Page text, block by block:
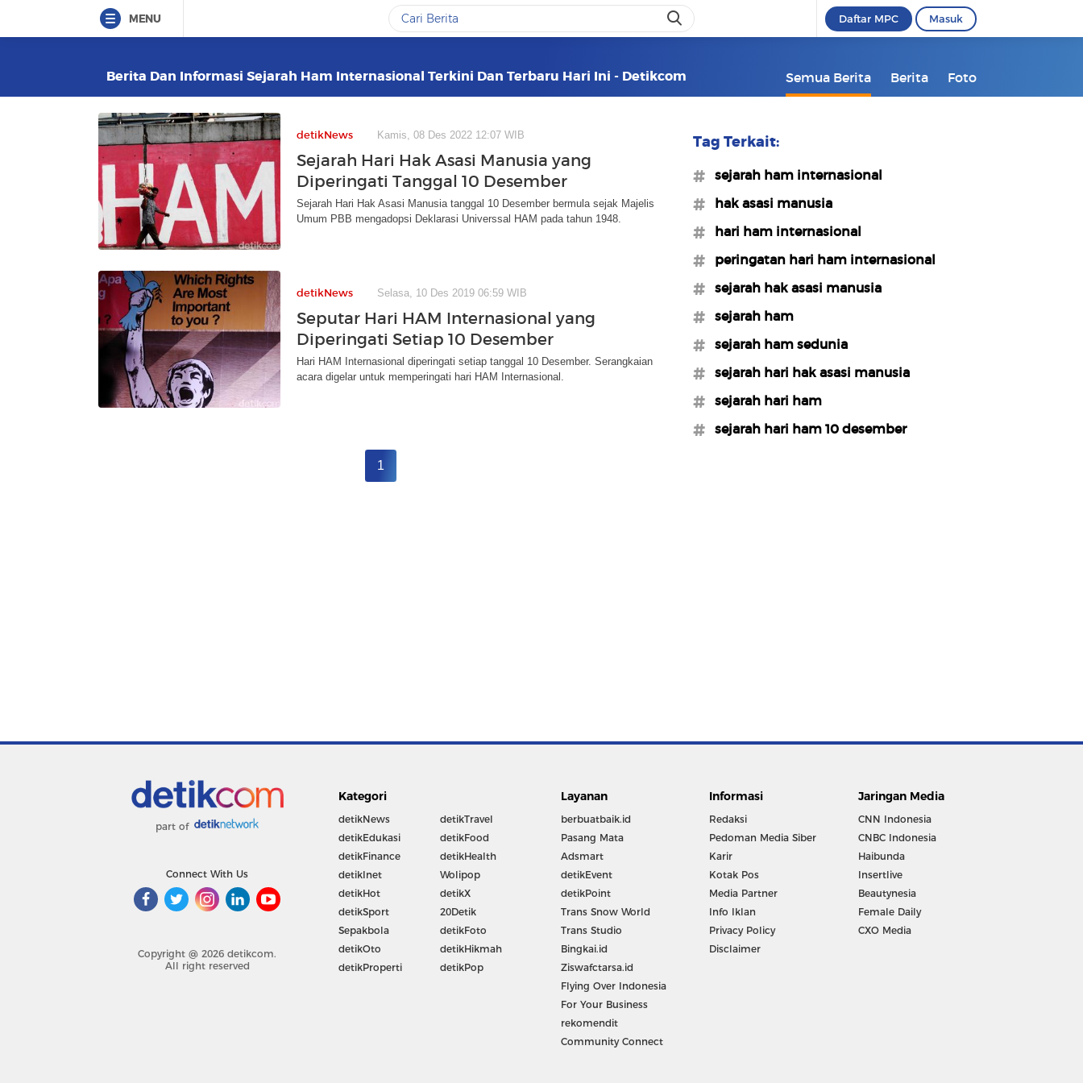
MENU Daftar MPC Masuk
Berita Dan Informasi Sejarah Ham Internasional Terkini Dan Terbaru Hari Ini - Detikcom Semua Berita Berita Foto
detikNews Kamis, 08 Des 2022 12:07 WIB
Sejarah Hari Hak Asasi Manusia yang
Diperingati Tanggal 10 Desember
Sejarah Hari Hak Asasi Manusia tanggal 10 Desember bermula sejak Majelis
Umum PBB mengadopsi Deklarasi Universsal HAM pada tahun 1948.
detikNews Selasa, 10 Des 2019 06:59 WIB
Seputar Hari HAM Internasional yang
Diperingati Setiap 10 Desember
Hari HAM Internasional diperingati setiap tanggal 10 Desember. Serangkaian
acara digelar untuk memperingati hari HAM Internasional.
1
Tag Terkait:
#sejarah ham internasional
#hak asasi manusia
#hari ham internasional
#peringatan hari ham internasional
#sejarah hak asasi manusia
#sejarah ham
#sejarah ham sedunia
#sejarah hari hak asasi manusia
#sejarah hari ham
#sejarah hari ham 10 desember
part of
Connect With Us
Copyright @ 2026 detikcom.
All right reserved
Kategori
detikNews
detikEdukasi
detikFinance
detikInet
detikHot
detikSport
Sepakbola
detikOto
detikProperti
detikTravel
detikFood
detikHealth
Wolipop
detikX
20Detik
detikFoto
detikHikmah
detikPop
Layanan
berbuatbaik.id
Pasang Mata
Adsmart
detikEvent
detikPoint
Trans Snow World
Trans Studio
Bingkai.id
Ziswafctarsa.id
Flying Over Indonesia
For Your Business
rekomendit
Community Connect
Informasi
Redaksi
Pedoman Media Siber
Karir
Kotak Pos
Media Partner
Info Iklan
Privacy Policy
Disclaimer
Jaringan Media
CNN Indonesia
CNBC Indonesia
Haibunda
Insertlive
Beautynesia
Female Daily
CXO Media